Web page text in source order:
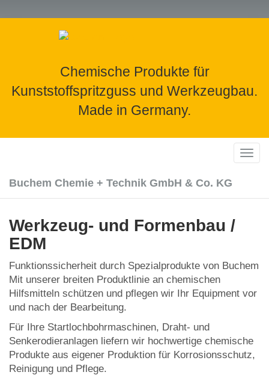
Chemische Produkte für
Kunststoffspritzguss und Werkzeugbau.
Made in Germany.
Buchem Chemie + Technik GmbH & Co. KG
Werkzeug- und Formenbau /
EDM
Funktionssicherheit durch Spezialprodukte von Buchem
Mit unserer breiten Produktlinie an chemischen
Hilfsmitteln schützen und pflegen wir Ihr Equipment vor
und nach der Bearbeitung.
Für Ihre Startlochbohrmaschinen, Draht- und
Senkerodieranlagen liefern wir hochwertige chemische
Produkte aus eigener Produktion für Korrosionsschutz,
Reinigung und Pflege.